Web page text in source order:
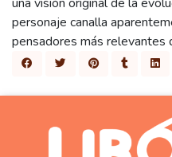
personaje canalla
pensadores más relevantes